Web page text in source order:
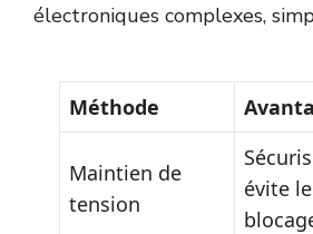
électroniques complexes,
Méthode
Maintien de
tension
évite le